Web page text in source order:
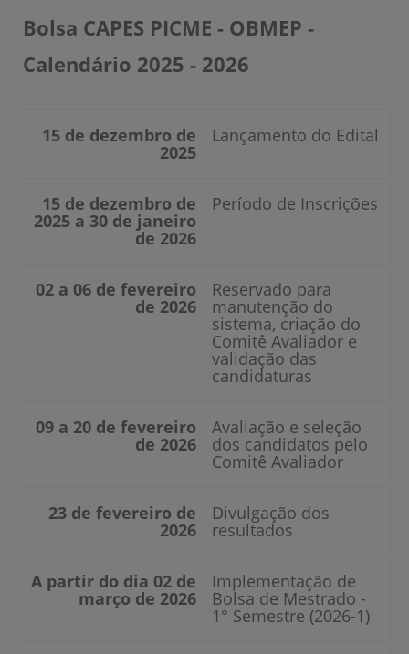
Bolsa CAPES PICME - OBMEP -
Calendário 2025 - 2026
15 de dezembro de
2025
Lançamento do Edital
15 de dezembro de
2025 a 30 de janeiro
de 2026
Período de Inscrições
02 a 06 de fevereiro
de 2026
Reservado para
manutenção do
sistema, criação do
Comitê Avaliador e
validação das
candidaturas
09 a 20 de fevereiro
de 2026
Avaliação e seleção
dos candidatos pelo
Comitê Avaliador
23 de fevereiro de
2026
Divulgação dos
resultados
A partir do dia 02 de
março de 2026
Implementação de
Bolsa de Mestrado -
1° Semestre (2026-1)